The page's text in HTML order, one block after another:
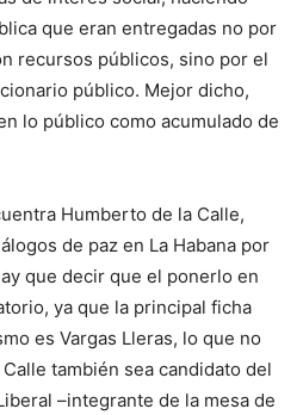
que eran entregadas no por
recursos públicos, sino por el
público. Mejor dicho,
lo público como acumulado de
Humberto de la Calle,
de paz en La Habana por
que decir que el ponerlo en
ya que la principal ficha
es Vargas Lleras, lo que no
también sea candidato del
–integrante de la mesa de